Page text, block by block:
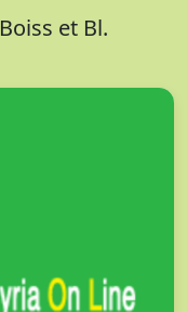
Boiss et Bl.